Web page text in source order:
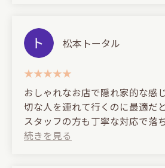
ワーキングスペース、仕事仲間
り、いろいろな使い方ができる
すこし入るの勇気いると思いま
「ゆうすけ」さんがとっても気
で、心配無用です。
また必ず行きますね♪
I just remembered, so I'm writing
I visited on a friend's
I ordered two shisha machines.
I ordered watermelon in one,
like watermelon at all. Both
like charcoal.
た。
訪問した当時に聞いたところに
シャを作れる方は金曜のみ出勤
店の雰囲気だけ気にするなら良
るならおすすめはできないです
お店あるので
訪問した以来友人とも会っており
松本トータル
おしゃれなお店で隠れ家的な感
切な人を連れて行くのに最適だ
スタッフの方も丁寧な対応で落
店です！